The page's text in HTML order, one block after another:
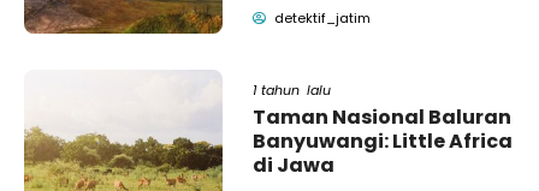
detektif_jatim
1 tahun lalu
Taman Nasional Baluran
Banyuwangi: Little Africa
di Jawa